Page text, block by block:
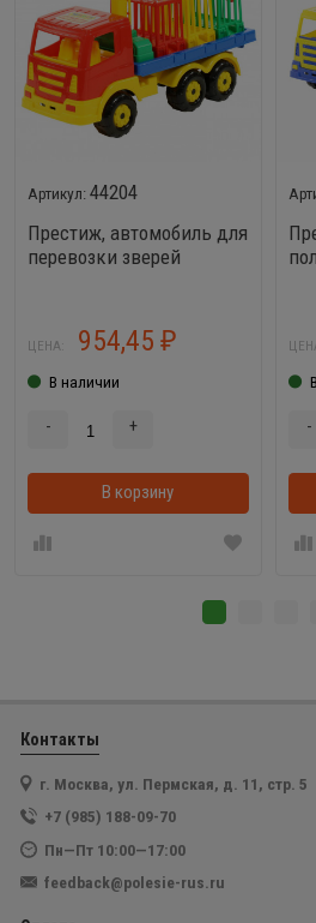
44204
Престиж, автомобиль для
перевозки зверей
ЦЕНА: 954,45 ₽
В наличии
- +
В корзину
-
Контакты
г. Москва, ул. Пермская, д. 11, стр. 5
+7 (985) 188-09-70
Пн—Пт 10:00—17:00
feedback@polesie-rus.ru